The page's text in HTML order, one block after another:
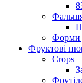
Форми
Фруктові
Crops